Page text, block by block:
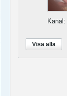
Kanal:
Visa alla